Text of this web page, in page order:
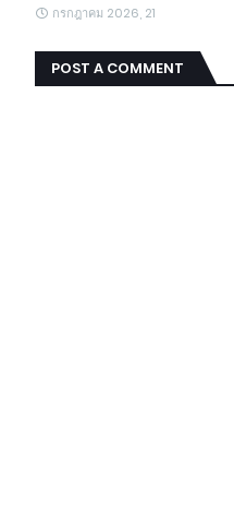
กรกฎาคม 2026, 21
POST A COMMENT